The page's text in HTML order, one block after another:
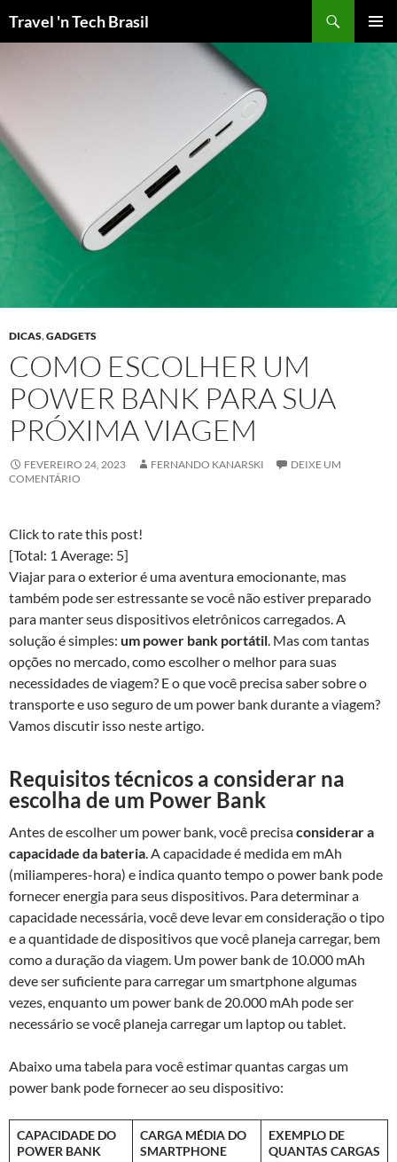
para
Travel 'n Tech Brasil
MENU
DICAS,GADGETS
COMO ESCOLHER UM
POWER BANK PARA SUA
PRÓXIMA VIAGEM
FEVEREIRO 24, 2023 FERNANDO KANARSKI
DEIXE UM
COMENTÁRIO
Click to rate this post!
[Total: 1 Average: 5]
Viajar para o exterior é uma aventura emocionante, mas
também pode ser estressante se você não estiver preparado
para manter seus dispositivos eletrônicos carregados. A
solução é simples: um power bank portátil . Mas com tantas
opções no mercado, como escolher o melhor para suas
necessidades de viagem? E o que você precisa saber sobre o
transporte e uso seguro de um power bank durante a viagem?
Vamos discutir isso neste artigo.
Requisitos técnicos a considerar na
escolha de um Power Bank
Antes de escolher um power bank, você precisaconsiderar a
capacidade da bateria . A capacidade é medida em mAh
(miliamperes-hora) e indica quanto tempo o power bank pode
fornecer energia para seus dispositivos. Para determinar a
capacidade necessária, você deve levar em consideração o tipo
e a quantidade de dispositivos que você planeja carregar, bem
como a duração da viagem. Um power bank de 10.000 mAh
deve ser suficiente para carregar um smartphone algumas
vezes, enquanto um power bank de 20.000 mAh pode ser
necessário se você planeja carregar um laptop ou tablet.
Abaixo uma tabela para você estimar quantas cargas um
power bank pode fornecer ao seu dispositivo:
CAPACIDADE DO
POWER BANK
CARGA MÉDIA DO
SMARTPHONE
EXEMPLO DE
QUANTAS CARGAS